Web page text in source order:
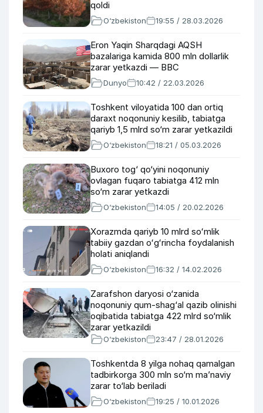
qoldi
O‘zbekiston 19:55 / 28.03.2026
Eron Yaqin Sharqdagi AQSH
bazalariga kamida 800 mln dollarlik
zarar yetkazdi — BBC
Dunyo 10:42 / 22.03.2026
Toshkent viloyatida 100 dan ortiq
daraxt noqonuniy kesilib, tabiatga
qariyb 1,5 mlrd so‘m zarar yetkazildi
O‘zbekiston 18:21 / 05.03.2026
Buxoro tog‘ qo‘yini noqonuniy
ovlagan fuqaro tabiatga 412 mln
so‘m zarar yetkazdi
O‘zbekiston 14:05 / 20.02.2026
Xorazmda qariyb 10 mlrd soʻmlik
tabiiy gazdan oʻgʻrincha foydalanish
holati aniqlandi
O‘zbekiston 16:32 / 14.02.2026
Zarafshon daryosi o‘zanida
noqonuniy qum-shag‘al qazib olinishi
oqibatida tabiatga 422 mlrd so‘mlik
zarar yetkazildi
O‘zbekiston 23:47 / 28.01.2026
Toshkentda 8 yilga nohaq qamalgan
tadbirkorga 300 mln so‘m ma’naviy
zarar to‘lab beriladi
O‘zbekiston 19:25 / 10.01.2026